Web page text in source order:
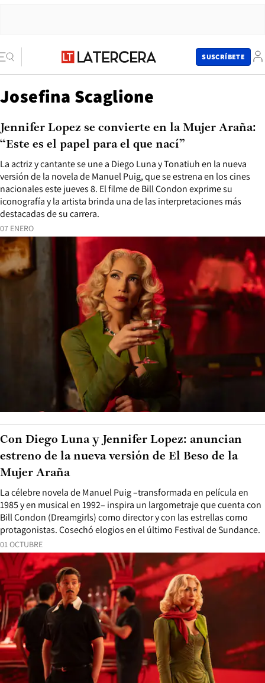
SUSCRÍBETE
Josefina Scaglione
07 ENERO
La actriz y cantante se une a Diego Luna y Tonatiuh en la nueva
versión de la novela de Manuel Puig, que se estrena en los cines
nacionales este jueves 8. El filme de Bill Condon exprime su
iconografía y la artista brinda una de las interpretaciones más
destacadas de su carrera.
Jennifer Lopez se convierte en la Mujer Araña:
“Este es el papel para el que nací”
01 OCTUBRE
La célebre novela de Manuel Puig –transformada en película en
1985 y en musical en 1992– inspira un largometraje que cuenta con
Bill Condon (Dreamgirls) como director y con las estrellas como
protagonistas. Cosechó elogios en el último Festival de Sundance.
Con Diego Luna y Jennifer Lopez: anuncian
estreno de la nueva versión de El Beso de la
Mujer Araña